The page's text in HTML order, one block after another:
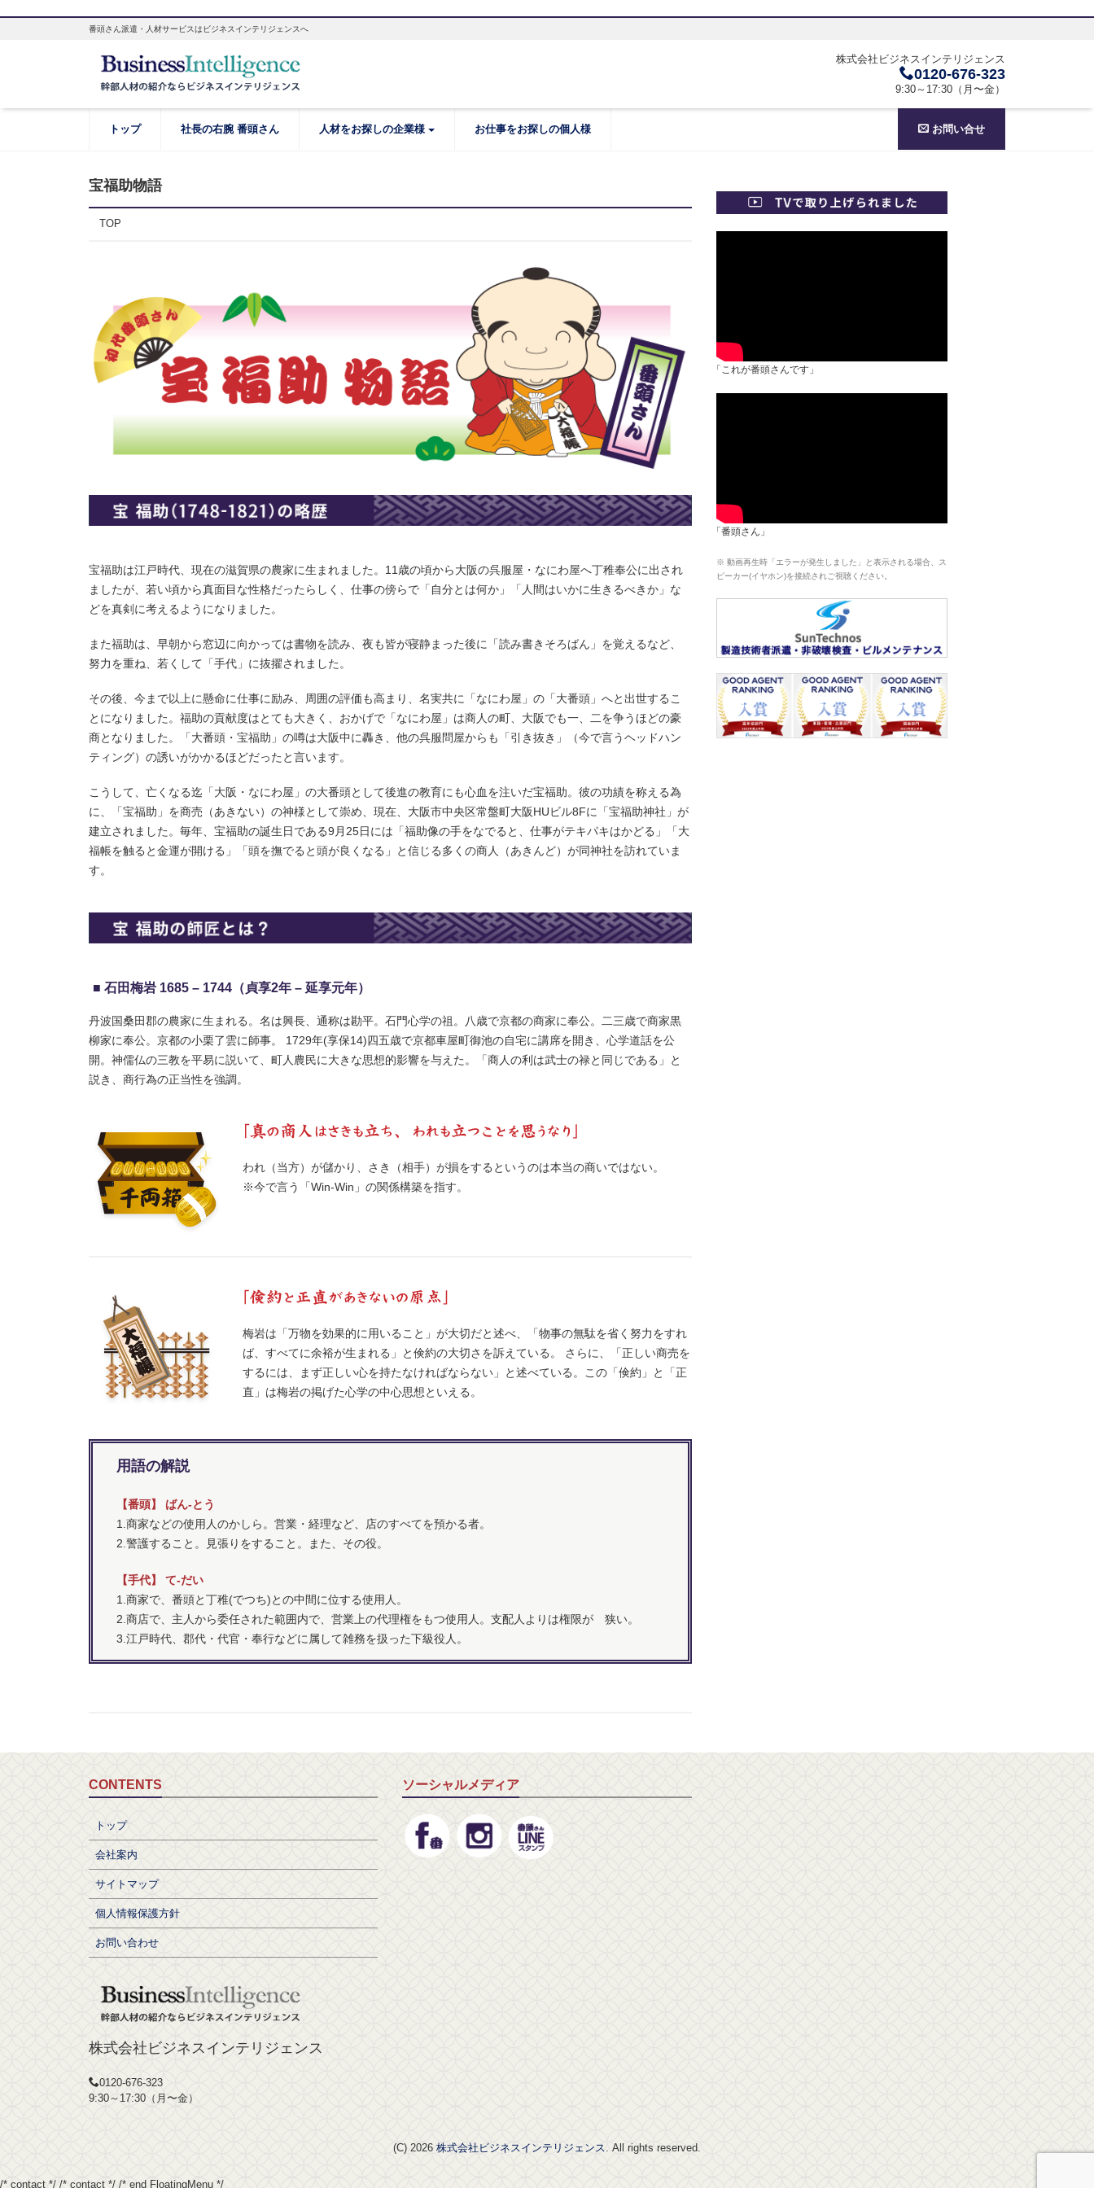
番頭さん派遣・人材サービスはビジネスインテリジェンスへ
株式会社ビジネスインテリジェンス
0120-676-323
9:30～17:30（月〜金）
トップ 社長の右腕 番頭さん 人材をお探しの企業様 お仕事をお探しの個人様 お問い合せ
宝福助物語
TOP
宝福助は江戸時代、現在の滋賀県の農家に生まれました。11歳の頃から大阪の呉服屋・なにわ屋へ丁稚奉公に出され
ましたが、若い頃から真面目な性格だったらしく、仕事の傍らで「自分とは何か」「人間はいかに生きるべきか」な
どを真剣に考えるようになりました。
また福助は、早朝から窓辺に向かっては書物を読み、夜も皆が寝静まった後に「読み書きそろばん」を覚えるなど、
努力を重ね、若くして「手代」に抜擢されました。
その後、今まで以上に懸命に仕事に励み、周囲の評価も高まり、名実共に「なにわ屋」の「大番頭」へと出世するこ
とになりました。福助の貢献度はとても大きく、おかげで「なにわ屋」は商人の町、大阪でも一、二を争うほどの豪
商となりました。「大番頭・宝福助」の噂は大阪中に轟き、他の呉服問屋からも「引き抜き」（今で言うヘッドハン
ティング）の誘いがかかるほどだったと言います。
こうして、亡くなる迄「大阪・なにわ屋」の大番頭として後進の教育にも心血を注いだ宝福助。彼の功績を称える為
に、「宝福助」を商売（あきない）の神様として崇め、現在、大阪市中央区常盤町大阪HUビル8Fに「宝福助神社」が
建立されました。毎年、宝福助の誕生日である9月25日には「福助像の手をなでると、仕事がテキパキはかどる」「大
福帳を触ると金運が開ける」「頭を撫でると頭が良くなる」と信じる多くの商人（あきんど）が同神社を訪れていま
す。
石田梅岩 1685 – 1744（貞享2年 – 延享元年）
丹波国桑田郡の農家に生まれる。名は興長、通称は勘平。石門心学の祖。八歳で京都の商家に奉公。二三歳で商家黒
柳家に奉公。京都の小栗了雲に師事。 1729年(享保14)四五歳で京都車屋町御池の自宅に講席を開き、心学道話を公
開。神儒仏の三教を平易に説いて、町人農民に大きな思想的影響を与えた。「商人の利は武士の禄と同じである」と
説き、商行為の正当性を強調。
われ（当方）が儲かり、さき（相手）が損をするというのは本当の商いではない。
※今で言う「Win-Win」の関係構築を指す。
梅岩は「万物を効果的に用いること」が大切だと述べ、「物事の無駄を省く努力をすれ
ば、すべてに余裕が生まれる」と倹約の大切さを訴えている。 さらに、「正しい商売を
するには、まず正しい心を持たなければならない」と述べている。この「倹約」と「正
直」は梅岩の掲げた心学の中心思想といえる。
用語の解説
【番頭】 ばん‐とう
1.商家などの使用人のかしら。営業・経理など、店のすべてを預かる者。
2.警護すること。見張りをすること。また、その役。
【手代】 て‐だい
1.商家で、番頭と丁稚(でつち)との中間に位する使用人。
2.商店で、主人から委任された範囲内で、営業上の代理権をもつ使用人。支配人よりは権限が 狭い。
3.江戸時代、郡代・代官・奉行などに属して雑務を扱った下級役人。
「これが番頭さんです」
「番頭さん」
※ 動画再生時「エラーが発生しました」と表示される場合、ス
ピーカー(イヤホン)を接続されご視聴ください。
CONTENTS
トップ
会社案内
サイトマップ
個人情報保護方針
お問い合わせ
ソーシャルメディア
株式会社ビジネスインテリジェンス
0120-676-323
9:30～17:30（月〜金）
(C) 2026 株式会社ビジネスインテリジェンス . All rights reserved.
/* contact */ /* contact */ /* end FloatingMenu */